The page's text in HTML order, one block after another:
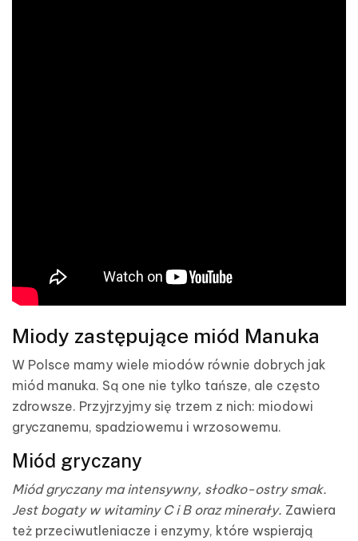
Miody zastępujące miód Manuka
W Polsce mamy wiele miodów równie dobrych jak
miód manuka. Są one nie tylko tańsze, ale często
zdrowsze. Przyjrzyjmy się trzem z nich: miodowi
gryczanemu, spadziowemu i wrzosowemu.
Miód gryczany
Miód gryczany ma intensywny, słodko-ostry smak.
Jest bogaty w witaminy C i B oraz minerały. Zawiera
też przeciwutleniacze i enzymy, które wspierają